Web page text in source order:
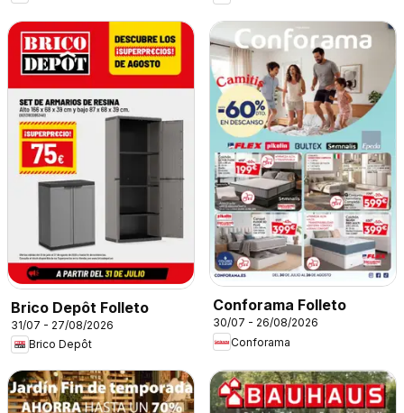
Brico Depôt Folleto
31/07 - 27/08/2026
Brico Depôt
Conforama Folleto
30/07 - 26/08/2026
Conforama